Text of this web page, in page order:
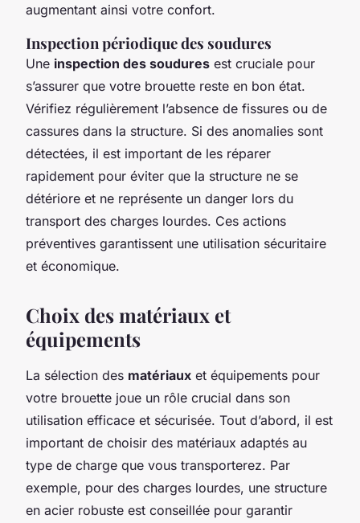
augmentant ainsi votre confort.
Inspection périodique des soudures
Une inspection des soudures est cruciale pour
s’assurer que votre brouette reste en bon état.
Vérifiez régulièrement l’absence de fissures ou de
cassures dans la structure. Si des anomalies sont
détectées, il est important de les réparer
rapidement pour éviter que la structure ne se
détériore et ne représente un danger lors du
transport des charges lourdes. Ces actions
préventives garantissent une utilisation sécuritaire
et économique.
Choix des matériaux et
équipements
La sélection des matériaux et équipements pour
votre brouette joue un rôle crucial dans son
utilisation efficace et sécurisée. Tout d’abord, il est
important de choisir des matériaux adaptés au
type de charge que vous transporterez. Par
exemple, pour des charges lourdes, une structure
en acier robuste est conseillée pour garantir